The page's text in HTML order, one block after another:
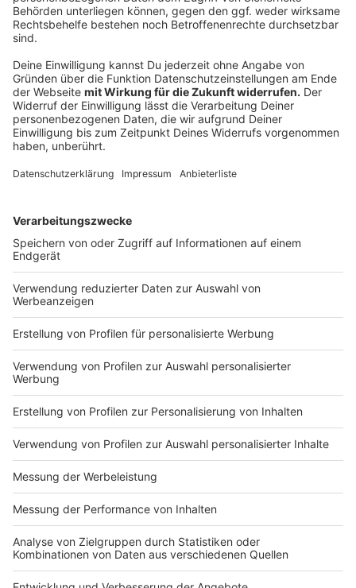
geachtet werden. Der ADAC empfehlt sogar eine
Mindesttiefe von 4 mm. "Das lässt sich ganz einfach
Rand ist genau vier Millimeter breit. Wenn man die
Münze zwischen zwei Profilblöcke steckt und der
Rand nicht mehr zu sehen ist, dann ist noch alles in
Ordnung", so Kaurisch.
Worauf sollte man im Herbst noch
besonders achten?
Anzeige
Im Herbst kann es öfter als sonst zu Schleuder- und
Rutschgefahr kommen. Sollte man die Kontrolle über
das Fahrzeug verlieren, sollte man wie folgt handeln:
Gas weg, auskuppeln, gefühlsvoll gegenlenken,
bremsen. Wenn man danach immer noch keine
Kontrolle über das Fahrzeug gewinnen konnte, hilft nur
noch eine Vollbremsung.
Anzeige
Anzeige